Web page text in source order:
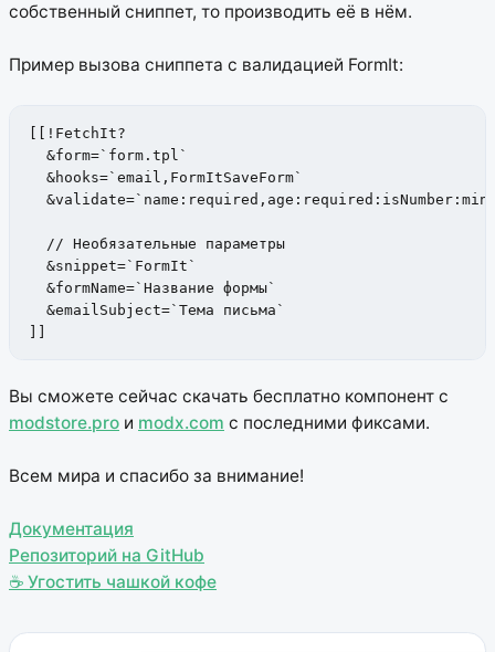
собственный сниппет, то производить её в нём.
Пример вызова сниппета с валидацией FormIt:
[[!FetchIt?
  &form=`form.tpl`
  &hooks=`email,FormItSaveForm`
  // Необязательные параметры
  &snippet=`FormIt`
  &formName=`Название формы`
  &emailSubject=`Тема письма`
Вы сможете сейчас скачать бесплатно компонент с
modstore.pro и modx.com с последними фиксами.
Всем мира и спасибо за внимание!
Документация
Репозиторий на GitHub
☕ Угостить чашкой кофе